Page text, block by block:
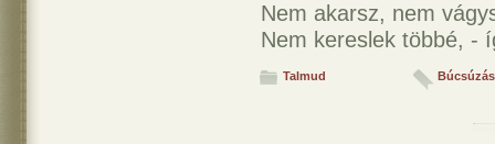
Nem akarsz, nem
Nem kereslek többé, -
Talmud Búcsúzás